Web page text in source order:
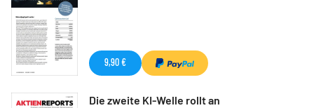
9,90 €
Die zweite KI-Welle rollt an